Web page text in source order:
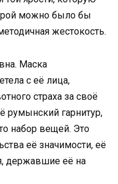
можно было бы
жестокость.
Маска
с её лица,
страха за своё
румынский гарнитур,
набор вещей. Это
её значимости, её
державшие её на